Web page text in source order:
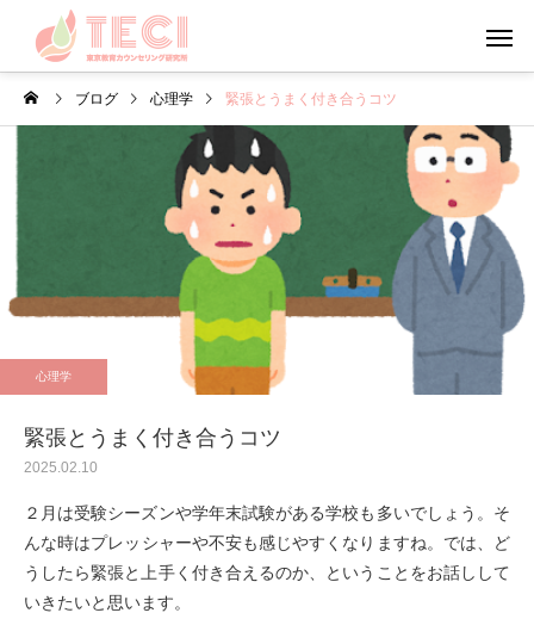
カウンセリング メンタルフ
お盆・夏休みの過ごし方
やる気について考えて
ブログ 心理学 緊張とうまく付き合うコツ
心理学
緊張とうまく付き合うコツ
2025.02.10
２月は受験シーズンや学年末試験がある学校も多いでしょう。そ
んな時はプレッシャーや不安も感じやすくなりますね。では、ど
うしたら緊張と上手く付き合えるのか、ということをお話しして
いきたいと思います。